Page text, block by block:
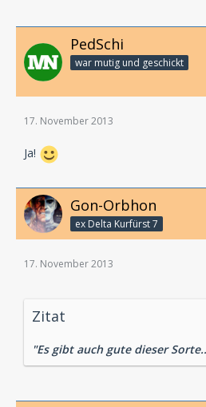
PedSchi
war mutig und geschickt
17. November 2013
Ja!
Gon-Orbhon
ex Delta Kurfürst 7
17. November 2013
Zitat
"Es gibt auch gute dieser